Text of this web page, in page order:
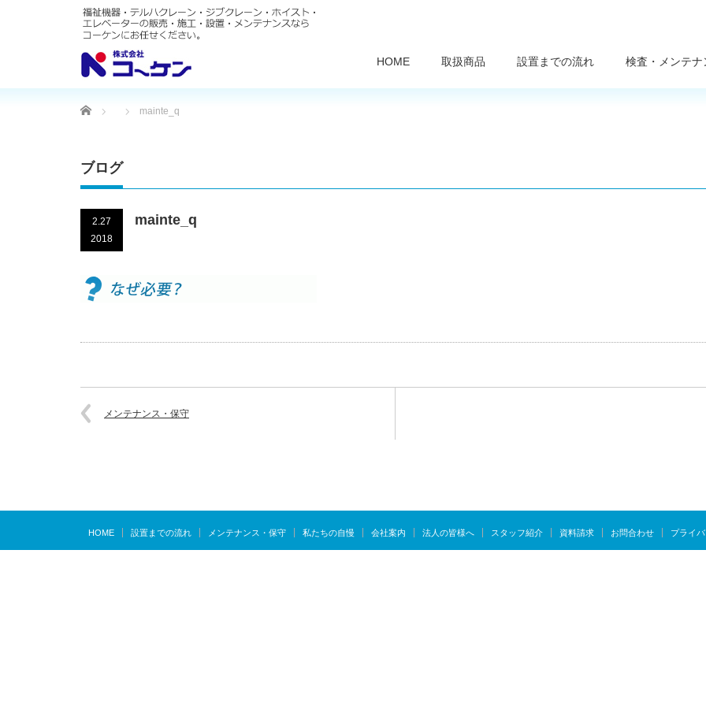
HOME 取扱商品 設置までの流れ 検査・メンテナ
Home mainte_q
ブログ
2.27
2018
mainte_q
メンテナンス・保守
HOME 設置までの流れ メンテナンス・保守 私たちの自慢 会社案内 法人の皆様へ スタッフ紹介 資料請求 お問合わせ プライ